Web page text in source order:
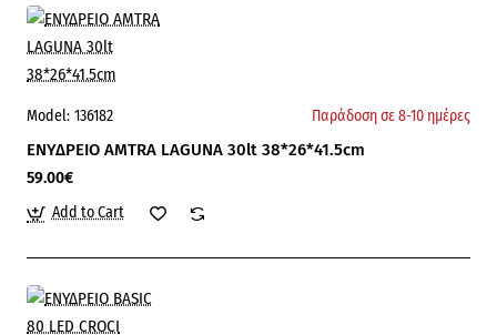
Model: 136182 Παράδοση σε 8-10 ημέρες
ΕΝΥΔΡΕΙΟ AMTRA LAGUNA 30lt 38*26*41.5cm
59.00€
Add to Cart